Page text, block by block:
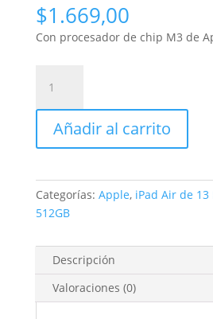
$1.669,00
Con procesador de chip M3 de
de
Pulgadas
Fi
+
Cellular
Púrpura
cantidad
Añadir al carrito
Categorías: Apple, iPad Air de 13
512GB
Descripción
Valoraciones (0)